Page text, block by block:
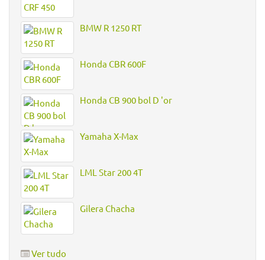
BMW R 1250 RT
Honda CBR 600F
Honda CB 900 bol D 'or
Yamaha X-Max
LML Star 200 4T
Gilera Chacha
Ver tudo